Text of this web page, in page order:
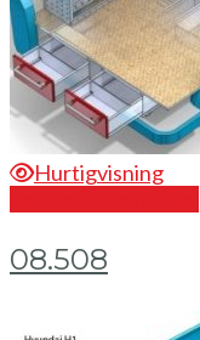
Hurtigvisning
08.508